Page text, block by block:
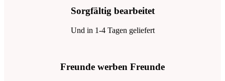
Sorgfältig bearbeitet
Und in 1-4 Tagen geliefert
Freunde werben Freunde